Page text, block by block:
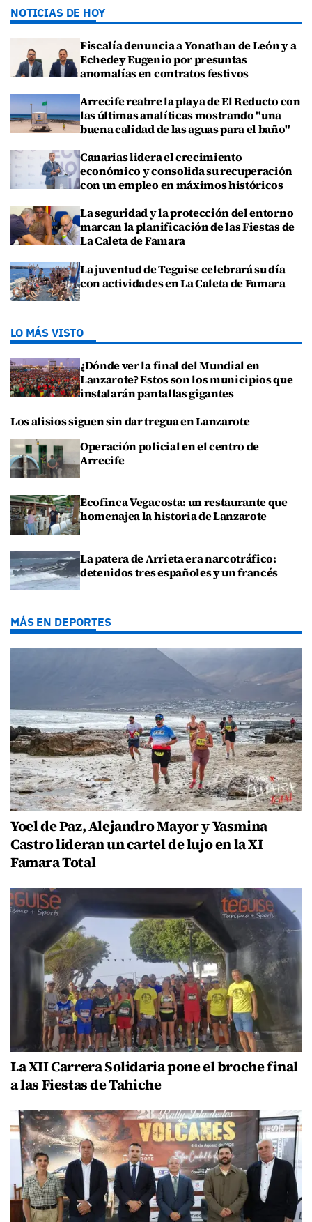
NOTICIAS DE HOY
Fiscalía denuncia a Yonathan de León y a
Echedey Eugenio por presuntas
anomalías en contratos festivos
Arrecife reabre la playa de El Reducto con
las últimas analíticas mostrando "una
buena calidad de las aguas para el baño"
Canarias lidera el crecimiento
económico y consolida su recuperación
con un empleo en máximos históricos
La seguridad y la protección del entorno
marcan la planificación de las Fiestas de
La Caleta de Famara
La juventud de Teguise celebrará su día
con actividades en La Caleta de Famara
LO MÁS VISTO
¿Dónde ver la final del Mundial en
Lanzarote? Estos son los municipios que
instalarán pantallas gigantes
Los alisios siguen sin dar tregua en Lanzarote
Operación policial en el centro de
Arrecife
Ecofinca Vegacosta: un restaurante que
homenajea la historia de Lanzarote
La patera de Arrieta era narcotráfico:
detenidos tres españoles y un francés
MÁS EN DEPORTES
Yoel de Paz, Alejandro Mayor y Yasmina
Castro lideran un cartel de lujo en la XI
Famara Total
La XII Carrera Solidaria pone el broche final
a las Fiestas de Tahiche